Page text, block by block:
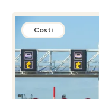
Costi